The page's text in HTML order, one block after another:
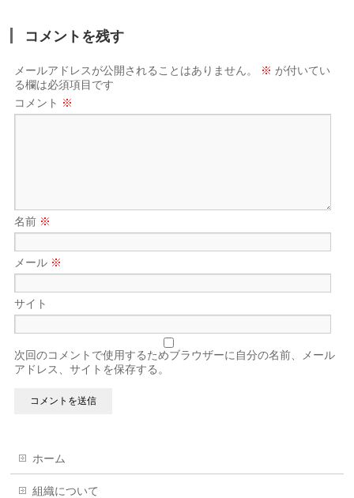
コメントを残す
メールアドレスが公開されることはありません。 ※ が付いてい
る欄は必須項目です
コメント ※
名前 ※
メール ※
サイト
次回のコメントで使用するためブラウザーに自分の名前、メール
アドレス、サイトを保存する。
ホーム
組織について